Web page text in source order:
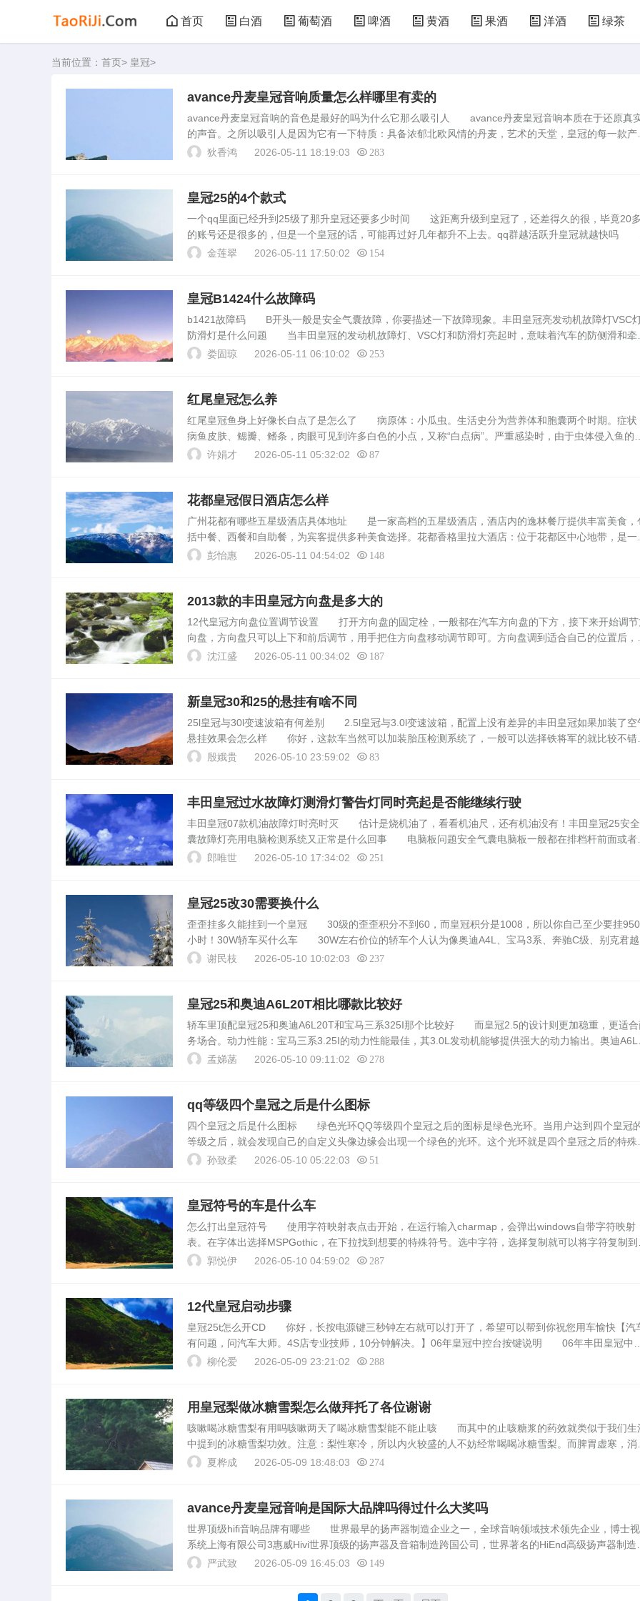
首页 白酒 葡萄酒 啤酒 黄酒 果酒 洋酒 绿茶
当前位置： 首页> 皇冠>
avance丹麦皇冠音响质量怎么样哪里有卖的
avance丹麦皇冠音响的音色是最好的吗为什么它那么吸引人 avance丹麦皇冠音响本质在于还原真
的声音。之所以吸引人是因为它有一下特质：具备浓郁北欧风情的丹麦，艺术的天堂，皇冠的每一款产
都将这一时尚风格融入其中。使得每一款产品都犹如艺术品般的精美。尖端的音响研发技术加上严谨的
狄香鸿 2026-05-11 18:19:03 283
皇冠25的4个款式
一个qq里面已经升到25级了那升皇冠还要多少时间 这距离升级到皇冠了，还差得久的很，毕竟20
的账号还是很多的，但是一个皇冠的话，可能再过好几年都升不上去。qq群越活跃升皇冠就越快吗
冠QQ群，聊天聊出来的，群的活跃度高就能升级。我在的一个群，09年12月25日创建的，昨天接到通
金莲翠 2026-05-11 17:50:02 154
皇冠B1424什么故障码
b1421故障码 B开头一般是安全气囊故障，你要描述一下故障现象。丰田皇冠亮发动机故障灯VSC
防滑灯是什么问题 当丰田皇冠的发动机故障灯、VSC灯和防滑灯亮起时，意味着汽车的防侧滑和牵
力控制系统出现了故障。当丰田皇冠的发动机故障灯、VSC灯和防滑灯亮起时，这意味着汽车的防侧滑
娄固琼 2026-05-11 06:10:02 253
红尾皇冠怎么养
红尾皇冠鱼身上好像长白点了是怎么了 病原体：小瓜虫。生活史分为营养体和胞囊两个时期。症状
病鱼皮肤、鳃瓣、鳍条，肉眼可见到许多白色的小点，又称“白点病”。严重感染时，由于虫体侵入鱼的皮
肤和鳃的表皮组织，引起寄主的病灶部位组织增生，并分泌大量粘液，形成一层白色的薄膜覆盖于病灶
许娟才 2026-05-11 05:32:02 87
花都皇冠假日酒店怎么样
广州花都有哪些五星级酒店具体地址 是一家高档的五星级酒店，酒店内的逸林餐厅提供丰富美食，
括中餐、西餐和自助餐，为宾客提供多种美食选择。花都香格里拉大酒店：位于花都区中心地带，是一
豪华的五星级酒店，以其优质的服务和舒适的住宿环境著称。广州花都皇冠假日酒店：位于广州市花都
彭怡惠 2026-05-11 04:54:02 148
2013款的丰田皇冠方向盘是多大的
12代皇冠方向盘位置调节设置 打开方向盘的固定栓，一般都在汽车方向盘的下方，接下来开始调
向盘，方向盘只可以上下和前后调节，用手把住方向盘移动调节即可。方向盘调到适合自己的位置后，
定要记得锁上固定栓，最好再检查一下是否舒适，看是否顺手，能否顺利操作，如有不适，再次调节，
沈江盛 2026-05-11 00:34:02 187
新皇冠30和25的悬挂有啥不同
25l皇冠与30l变速波箱有何差别 2.5l皇冠与3.0l变速波箱，配置上没有差异的丰田皇冠如果加装了空
悬挂效果会怎么样 你好，这款车当然可以加装胎压检测系统了，一般可以选择铁将军的就比较不错
安装简单价格便宜！感谢使用，希望我的回答能够帮助到你，如果能够帮助到您那就太好了，汽车大师
殷娥贵 2026-05-10 23:59:02 83
丰田皇冠过水故障灯测滑灯警告灯同时亮起是否能继续行驶
丰田皇冠07款机油故障灯时亮时灭 估计是烧机油了，看看机油尺，还有机油没有！丰田皇冠25安
囊故障灯亮用电脑检测系统又正常是什么回事 电脑板问题安全气囊电脑板一般都在排档杆前面或者
档杆下面。车上有带AIRBAG的地方是气囊。用电脑进气囊糸统检测故障，再根据故障意思进行修复如果
郎唯世 2026-05-10 17:34:02 251
皇冠25改30需要换什么
歪歪挂多久能挂到一个皇冠 30级的歪歪积分不到60，而皇冠积分是1008，所以你自己至少要挂
小时！30W轿车买什么车 30W左右价位的轿车个人认为像奥迪A4L、宝马3系、奔驰C级、别克君越
丰田皇冠、福特金牛座等车型都是相对不错的选择。皇冠叶子上长了很多想铁锈的东西一擦就掉那是什
谢民枝 2026-05-10 10:02:03 237
皇冠25和奥迪A6L20T相比哪款比较好
轿车里顶配皇冠25和奥迪A6L20T和宝马三系325I那个比较好 而皇冠2.5的设计则更加稳重，更适合
务场合。动力性能：宝马三系3.25I的动力性能最佳，其3.0L发动机能够提供强大的动力输出。奥迪A6L2.
0T的2.0T发动机也有很好的动力表现。而皇冠2.5的2.5L发动机虽然不如前两者，但也...
孟娣菡 2026-05-10 09:11:02 278
qq等级四个皇冠之后是什么图标
四个皇冠之后是什么图标 绿色光环QQ等级四个皇冠之后的图标是绿色光环。当用户达到四个皇冠
等级之后，就会发现自己的自定义头像边缘会出现一个绿色的光环。这个光环就是四个皇冠之后的特殊
标。绿色光环代表着用户的等级已经达到了一定的高度，他们在QQ社交中的地位也相对较高。同时，这
孙致柔 2026-05-10 05:22:03 51
皇冠符号的车是什么车
怎么打出皇冠符号 使用字符映射表点击开始，在运行输入charmap，会弹出windows自带字符映射
表。在字体出选择MSPGothic，在下拉找到想要的特殊符号。选中字符，选择复制就可以将字符复制到
他地方使用。以上就是打出皇冠符号的一些常见方法，你可以根据自己的需求和操作习惯选择适合自己
郭悦伊 2026-05-10 04:59:02 287
12代皇冠启动步骤
皇冠25t怎么开CD 你好，长按电源键三秒钟左右就可以打开了，希望可以帮到你祝您用车愉快【汽
有问题，问汽车大师。4S店专业技师，10分钟解决。】06年皇冠中控台按键说明 06年丰田皇冠中控
台按键主要包括暖风键、空调键、音响系统键、停车双闪键、车门玻璃升降键、前玻璃除霜键、油箱盖
柳伦爱 2026-05-09 23:21:02 288
用皇冠梨做冰糖雪梨怎么做拜托了各位谢谢
咳嗽喝冰糖雪梨有用吗咳嗽两天了喝冰糖雪梨能不能止咳 而其中的止咳糖浆的药效就类似于我们生
中提到的冰糖雪梨功效。注意：梨性寒冷，所以内火较盛的人不妨经常喝喝冰糖雪梨。而脾胃虚寒，消
不良及产后血虚的人，不可多食。冰糖雪梨只有用真正的雪梨来做，才有更好的治咳嗽效果，有一种皇
夏桦成 2026-05-09 18:48:03 274
avance丹麦皇冠音响是国际大品牌吗得过什么大奖吗
世界顶级hifi音响品牌有哪些 世界最早的扬声器制造企业之一，全球音响领域技术领先企业，博士
系统上海有限公司3惠威Hivi世界顶级的扬声器及音箱制造跨国公司，世界著名的HiEnd高级扬声器制造
商，广州惠威电器有限公司4AVANCE皇冠始创于1973年丹麦，世界知名品牌，世界顶级音响品牌，欧洲
严武致 2026-05-09 16:45:03 149